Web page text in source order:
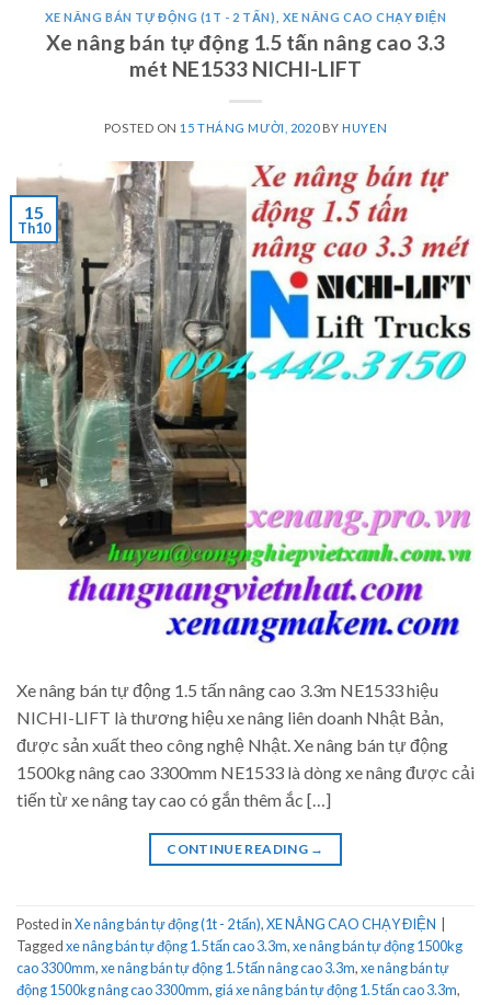
XE NÂNG BÁN TỰ ĐỘNG (1T - 2 TẤN) XE NÂNG CAO CHẠY ĐIỆN
Xe nâng bán tự động 1.5 tấn nâng cao 3.3
mét NE1533 NICHI-LIFT
POSTED ON 15 THÁNG MƯỜI, 2020BYHUYEN
15
Th10
Xe nâng bán tự động 1.5 tấn nâng cao 3.3m NE1533 hiệu
NICHI-LIFT là thương hiệu xe nâng liên doanh Nhật Bản,
được sản xuất theo công nghệ Nhật. Xe nâng bán tự động
1500kg nâng cao 3300mm NE1533 là dòng xe nâng được cải
tiến từ xe nâng tay cao có gắn thêm ắc […]
CONTINUE READING →
Posted inXe nâng bán tự động (1t - 2 tấn),XE NÂNG CAO CHẠY ĐIỆN
Taggedxe nâng bán tự động 1.5 tấn cao 3.3m,xe nâng bán tự động 1500kg
cao 3300mm,xe nâng bán tự động 1.5 tấn nâng cao 3.3m,xe nâng bán tự
động 1500kg nâng cao 3300mm, giá xe nâng bán tự động 1.5 tấn cao 3.3m,